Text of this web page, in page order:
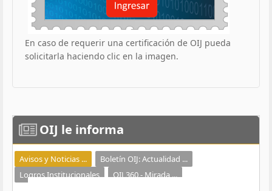
En caso de requerir una certificación de OIJ pueda
solicitarla haciendo clic en la imagen.
OIJ le informa
Avisos y Noticias ...
Boletín OIJ: Actualidad ...
Logros Institucionales
OIJ 360 - Mirada ...